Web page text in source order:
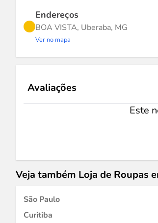
Endereços
BOA VISTA, Uberaba, MG
Ver no mapa
Avaliações
Este
Veja também Loja de Roupas
São Paulo
Curitiba